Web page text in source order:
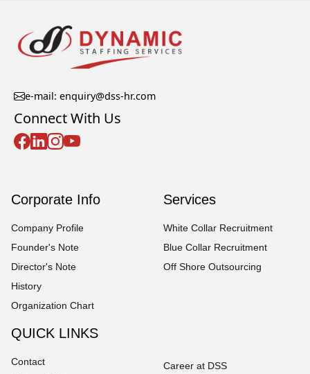
e-mail: enquiry@dss-hr.com
Connect With Us
Corporate Info
Company Profile
Founder's Note
Director's Note
History
Organization Chart
Services
White Collar Recruitment
Blue Collar Recruitment
Off Shore Outsourcing
QUICK LINKS
Contact
Career at DSS